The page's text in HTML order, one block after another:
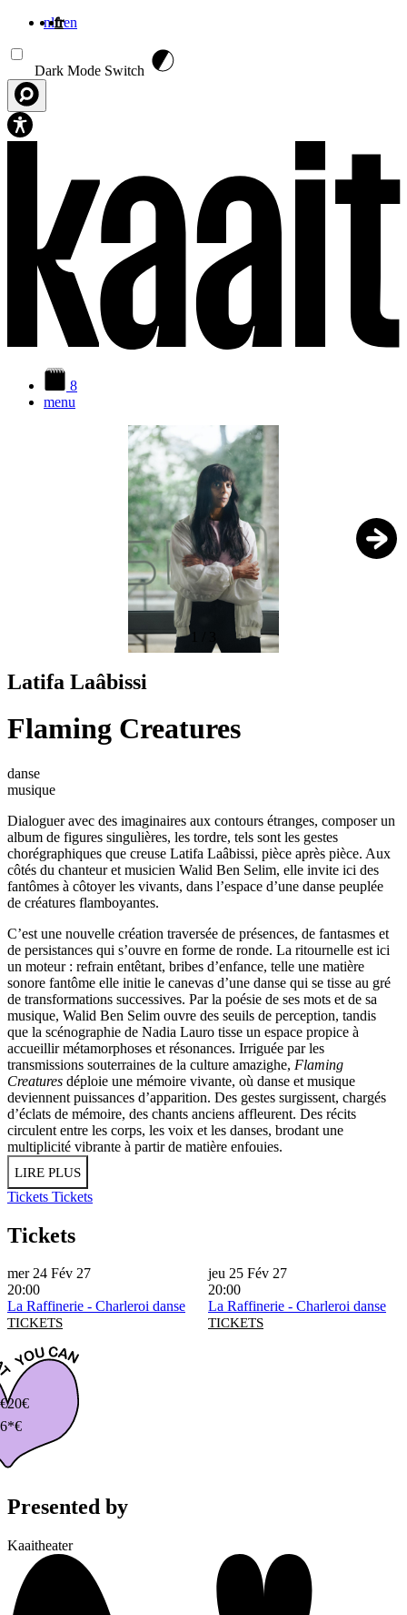
nlfren
Dark Mode Switch
8
menu
Latifa Laâbissi
Flaming Creatures
danse
musique
Dialoguer avec des imaginaires aux contours étranges, composer un
album de figures singulières, les tordre, tels sont les gestes
chorégraphiques que creuse Latifa Laâbissi, pièce après pièce. Aux
côtés du chanteur et musicien Walid Ben Selim, elle invite ici des
fantômes à côtoyer les vivants, dans l’espace d’une danse peuplée
de créatures flamboyantes.
C’est une nouvelle création traversée de présences, de fantasmes et
de persistances qui s’ouvre en forme de ronde. La ritournelle est ici
un moteur : refrain entêtant, bribes d’enfance, telle une matière
sonore fantôme elle initie le canevas d’une danse qui se tisse au gré
de transformations successives. Par la poésie de ses mots et de sa
musique, Walid Ben Selim ouvre des seuils de perception, tandis
que la scénographie de Nadia Lauro tisse un espace propice à
accueillir métamorphoses et résonances. Irriguée par les
transmissions souterraines de la culture amazighe, Flaming
Creatures déploie une mémoire vivante, où danse et musique
deviennent puissances d’apparition. Des gestes surgissent, chargés
d’éclats de mémoire, des chants anciens affleurent. Des récits
circulent entre les corps, les voix et les danses, brodant une
multiplicité vibrante à partir de matière enfouies.
LIRE PLUS
Tickets Tickets
Tickets
mer 24 Fév 27
20:00
La Raffinerie - Charleroi danse
TICKETS
jeu 25 Fév 27
20:00
La Raffinerie - Charleroi danse
TICKETS
20€
Presented by
Kaaitheater